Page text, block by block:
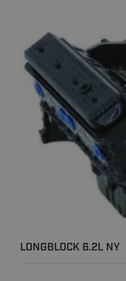
LONGBLOCK 6.2L NY